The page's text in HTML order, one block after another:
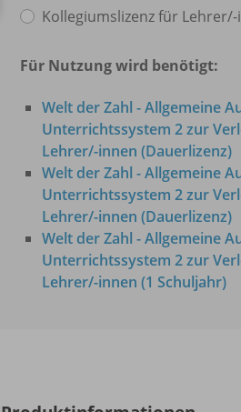
Kollegiumslizenz für Lehrer/
Für Nutzung wird benötigt:
Welt der Zahl - Allgemeine
Unterrichtssystem 2 zur
Lehrer/-innen (Dauerlizenz)
Welt der Zahl - Allgemeine
Unterrichtssystem 2 zur
Lehrer/-innen (Dauerlizenz)
Welt der Zahl - Allgemeine
Unterrichtssystem 2 zur
Lehrer/-innen (1 Schuljahr)